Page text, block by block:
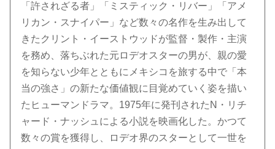
「許されざる者」「ミスティック・リバー」「アメ
リカン・スナイパー」など数々の名作を生み出して
きたクリント・イーストウッドが監督・製作・主演
を務め、落ちぶれた元ロデオスターの男が、親の愛
を知らない少年とともにメキシコを旅する中で「本
当の強さ」の新たな価値観に目覚めていく姿を描い
たヒューマンドラマ。1975年に発刊されたN・リチ
ャード・ナッシュによる小説を映画化した。かつて
数々の賞を獲得し、ロデオ界のスターとして一世を